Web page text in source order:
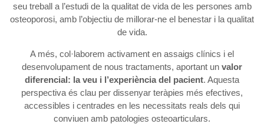
seu treball a l’estudi de la qualitat de vida de les persones amb
osteoporosi, amb l’objectiu de millorar-ne el benestar i la qualitat
de vida.
A més, col·laborem activament en assaigs clínics i el
desenvolupament de nous tractaments, aportant un valor
diferencial: la veu i l’experiència del pacient. Aquesta
perspectiva és clau per dissenyar teràpies més efectives,
accessibles i centrades en les necessitats reals dels qui
conviuen amb patologies osteoarticulars.